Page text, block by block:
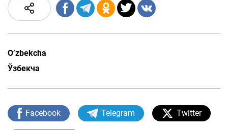
O’zbekcha
Ўзбекча
Facebook Telegram Twitter